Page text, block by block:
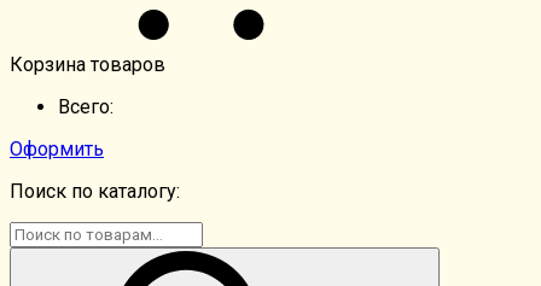
Корзина товаров
Всего:
Оформить
Поиск по каталогу: